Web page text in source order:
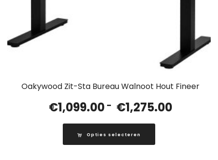
Oakywood Zit-Sta Bureau Walnoot Hout Fineer
€1,099.00 - €1,275.00
Opties selecteren